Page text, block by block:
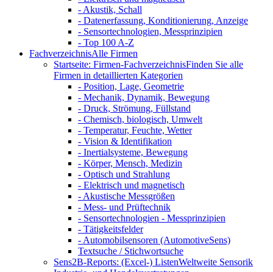
- Akustik, Schall
- Datenerfassung, Konditionierung, Anzeige
- Sensortechnologien, Messprinzipien
- Top 100 A-Z
FachverzeichnisAlle Firmen
Startseite: Firmen-FachverzeichnisFinden Sie alle
Firmen in detaillierten Kategorien
- Position, Lage, Geometrie
- Mechanik, Dynamik, Bewegung
- Druck, Strömung, Füllstand
- Chemisch, biologisch, Umwelt
- Temperatur, Feuchte, Wetter
- Vision & Identifikation
- Inertialsysteme, Bewegung
- Körper, Mensch, Medizin
- Optisch und Strahlung
- Elektrisch und magnetisch
- Akustische Messgrößen
- Mess- und Prüftechnik
- Sensortechnologien - Messprinzipien
- Tätigkeitsfelder
- Automobilsensoren (AutomotiveSens)
Textsuche / Stichwortsuche
Sens2B-Reports: (Excel-) ListenWeltweite Sensorik